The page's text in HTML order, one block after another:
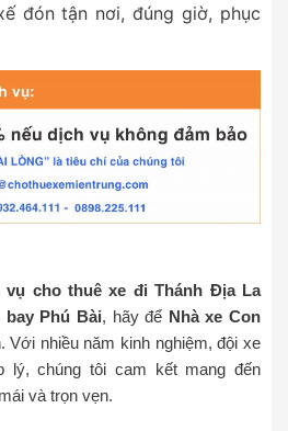
đón tận nơi, đúng giờ, phục
vụ cho thuê xe đi Thánh Địa La
bay Phú Bài, hãy để Nhà xe Con
Với nhiều năm kinh nghiệm, đội xe
lý, chúng tôi cam kết mang đến
và trọn vẹn.